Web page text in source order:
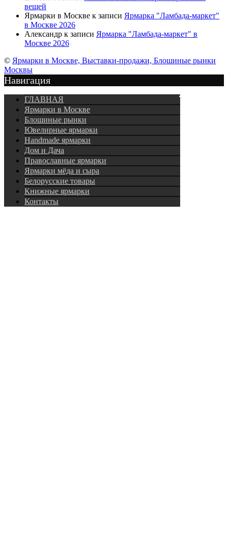
вещей
Ярмарки в Москве к записи Ярмарка "Ламбада-маркет"
в Москве 2026
Александр к записи Ярмарка "Ламбада-маркет" в
Москве 2026
© Ярмарки в Москве, Выставки-продажи, Блошиные рынки
Москвы
Навигация
Подписка
ГЛАВНАЯ
Ярмарки в Москве
Блошиные рынки
Ювелирные ярмарки
Нandmade ярмарки
Дом и Дача
Православные ярмарки
Ярмарки мёда и сыра
Белорусские товары
Книжные ярмарки
Контакты